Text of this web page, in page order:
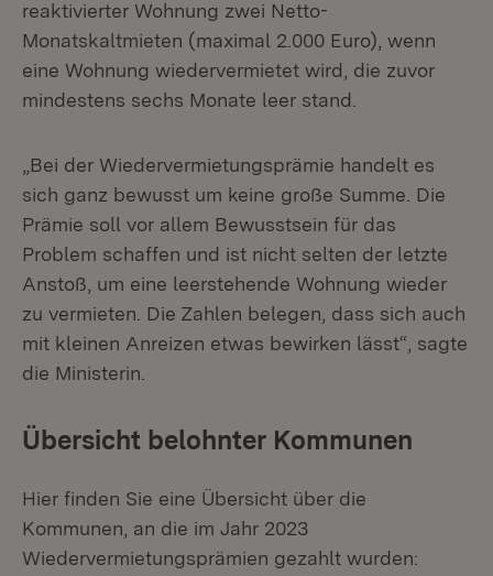
reaktivierter Wohnung zwei Netto-
Monatskaltmieten (maximal 2.000 Euro), wenn
eine Wohnung wiedervermietet wird, die zuvor
mindestens sechs Monate leer stand.
„Bei der Wiedervermietungsprämie handelt es
sich ganz bewusst um keine große Summe. Die
Prämie soll vor allem Bewusstsein für das
Problem schaffen und ist nicht selten der letzte
Anstoß, um eine leerstehende Wohnung wieder
zu vermieten. Die Zahlen belegen, dass sich auch
mit kleinen Anreizen etwas bewirken lässt“, sagte
die Ministerin.
Übersicht belohnter Kommunen
Hier finden Sie eine Übersicht über die
Kommunen, an die im Jahr 2023
Wiedervermietungsprämien gezahlt wurden: